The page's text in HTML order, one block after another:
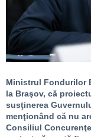
Ministrul Fondurilor
la Braşov, că
susţinerea
menţionând că nu
Consiliul